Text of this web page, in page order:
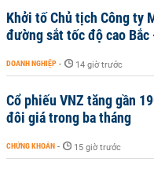
Khởi tố Chủ tịch Công ty
đường sắt tốc độ cao Bắc
DOANH NGHIỆP - 14 giờ trước
Cổ phiếu VNZ tăng gần
đôi giá trong ba tháng
CHỨNG KHOÁN - 15 giờ trước